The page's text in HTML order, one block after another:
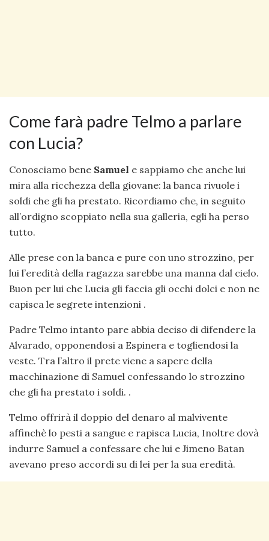
Come farà padre Telmo a parlare
con Lucia?
Conosciamo bene Samuel e sappiamo che anche lui
mira alla ricchezza della giovane: la banca rivuole i
soldi che gli ha prestato. Ricordiamo che, in seguito
all’ordigno scoppiato nella sua galleria, egli ha perso
tutto.
Alle prese con la banca e pure con uno strozzino, per
lui l’eredità della ragazza sarebbe una manna dal cielo.
Buon per lui che Lucia gli faccia gli occhi dolci e non ne
capisca le segrete intenzioni .
Padre Telmo intanto pare abbia deciso di difendere la
Alvarado, opponendosi a Espinera e togliendosi la
veste. Tra l’altro il prete viene a sapere della
macchinazione di Samuel confessando lo strozzino
che gli ha prestato i soldi. .
Telmo offrirà il doppio del denaro al malvivente
affinchè lo pesti a sangue e rapisca Lucia, Inoltre dovà
indurre Samuel a confessare che lui e Jimeno Batan
avevano preso accordi su di lei per la sua eredità.